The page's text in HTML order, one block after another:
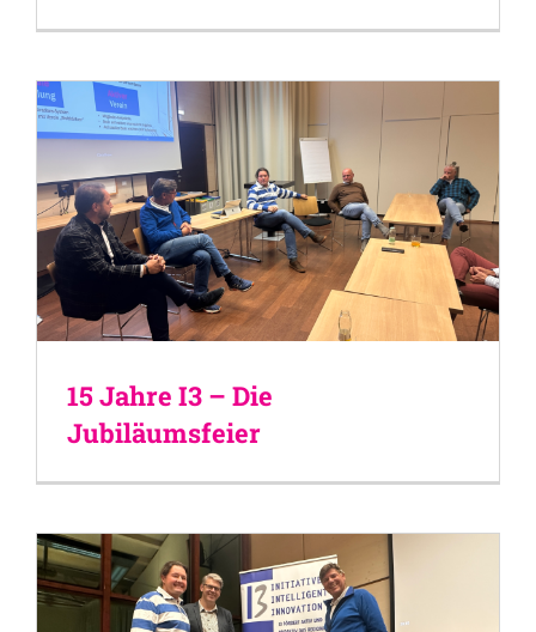
15 Jahre I3 – Die
Jubiläumsfeier